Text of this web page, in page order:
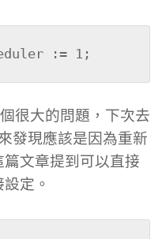
:= 1;
很大的問題，下次去
發現應該是因為重新
文章提到可以直接
定。